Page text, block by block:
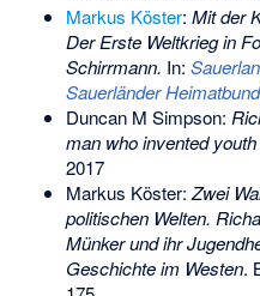
Markus Köster: Mit der
Der Erste Weltkrieg in
Schirrmann. In:
Sauerländer
Duncan M Simpson:
man who invented
2017
Markus Köster: Zwei
politischen Welten.
Münker und ihr
Geschichte im Westen.